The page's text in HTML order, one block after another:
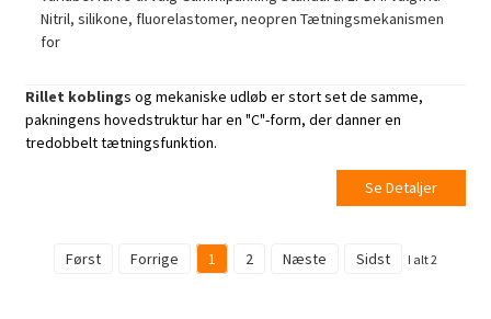
Nitril, silikone, fluorelastomer, neopren Tætningsmekanismen
for
Rillet koblings og mekaniske udløb er stort set de samme,
pakningens hovedstruktur har en "C"-form, der danner en
tredobbelt tætningsfunktion.
Se Detaljer
Først Forrige 1 2 Næste Sidst I alt 2